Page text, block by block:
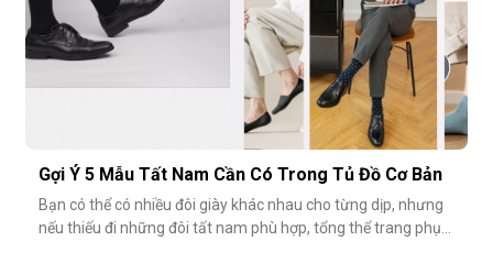
Gợi Ý 5 Mẫu Tất Nam Cần Có Trong Tủ Đồ Cơ Bản
Bạn có thể có nhiều đôi giày khác nhau cho từng dịp, nhưng
nếu thiếu đi những đôi tất nam phù hợp, tổng thể trang phục